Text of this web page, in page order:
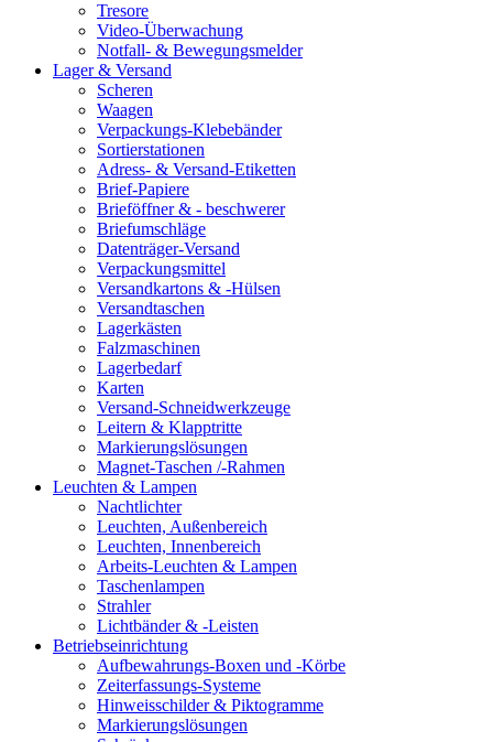
Tresore
Video-Überwachung
Notfall- & Bewegungsmelder
Lager & Versand
Scheren
Waagen
Verpackungs-Klebebänder
Sortierstationen
Adress- & Versand-Etiketten
Brief-Papiere
Brieföffner & - beschwerer
Briefumschläge
Datenträger-Versand
Verpackungsmittel
Versandkartons & -Hülsen
Versandtaschen
Lagerkästen
Falzmaschinen
Lagerbedarf
Karten
Versand-Schneidwerkzeuge
Leitern & Klapptritte
Markierungslösungen
Magnet-Taschen /-Rahmen
Leuchten & Lampen
Nachtlichter
Leuchten, Außenbereich
Leuchten, Innenbereich
Arbeits-Leuchten & Lampen
Taschenlampen
Strahler
Lichtbänder & -Leisten
Betriebseinrichtung
Aufbewahrungs-Boxen und -Körbe
Zeiterfassungs-Systeme
Hinweisschilder & Piktogramme
Markierungslösungen